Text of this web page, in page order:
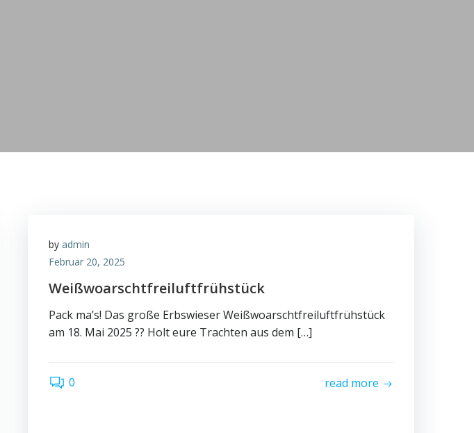
by admin
Februar 20, 2025
Weißwoarschtfreiluftfrühstück
Pack ma’s! Das große Erbswieser Weißwoarschtfreiluftfrühstück
am 18. Mai 2025 ?? Holt eure Trachten aus dem […]
0 read more